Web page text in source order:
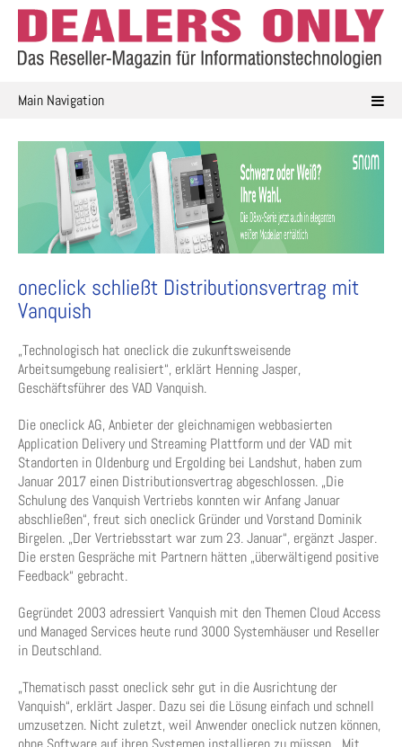
Skip
content
Main Navigation
oneclick schließt Distributionsvertrag mit
Vanquish
„Technologisch hat oneclick die zukunftsweisende
Arbeitsumgebung realisiert“, erklärt Henning Jasper,
Geschäftsführer des VAD Vanquish.
Die oneclick AG, Anbieter der gleichnamigen webbasierten
Application Delivery und Streaming Plattform und der VAD mit
Standorten in Oldenburg und Ergolding bei Landshut, haben zum
Januar 2017 einen Distributionsvertrag abgeschlossen. „Die
Schulung des Vanquish Vertriebs konnten wir Anfang Januar
abschließen“, freut sich oneclick Gründer und Vorstand Dominik
Birgelen. „Der Vertriebsstart war zum 23. Januar“, ergänzt Jasper.
Die ersten Gespräche mit Partnern hätten „überwältigend positive
Feedback“ gebracht.
Gegründet 2003 adressiert Vanquish mit den Themen Cloud Access
und Managed Services heute rund 3000 Systemhäuser und Reseller
in Deutschland.
„Thematisch passt oneclick sehr gut in die Ausrichtung der
Vanquish“, erklärt Jasper. Dazu sei die Lösung einfach und schnell
umzusetzen. Nicht zuletzt, weil Anwender oneclick nutzen können,